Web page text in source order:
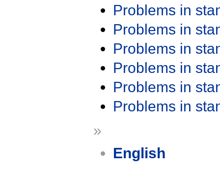
Problems in
Problems in
Problems in
Problems in
Problems in
Problems in
»
English